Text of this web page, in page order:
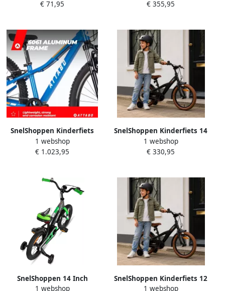
Koolstofstaal Universele
Veiligheidsondersteuning
voor Kindere
€ 71,95
Koolstofstalen Frame
Steunwielen
€ 355,95
SnelShoppen Kinderfiets
MTB JR 12 Inch Aluminium
Frame met 24 Inch Wielen
Versnellingen
1 webshop
€ 1.023,95
SnelShoppen Kinderfiets 14
inch Jongensfiets Zwart
Fiets voor Kinderen met
Eerste Fietservaringen
1 webshop
€ 330,95
SnelShoppen 14 Inch
Kinderfiets voor en 3-5 Jaar
1 webshop
SnelShoppen Kinderfiets 12
inch Jongensfiets Zwart
1 webshop